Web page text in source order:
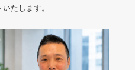
いたします。